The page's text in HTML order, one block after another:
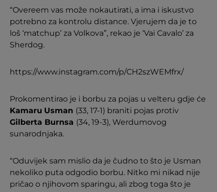
“Overeem vas može nokautirati, a ima i iskustvo
potrebno za kontrolu distance. Vjerujem da je to
loš ‘matchup’ za Volkova”, rekao je ‘Vai Cavalo’ za
Sherdog.
https://www.instagram.com/p/CH2szWEMfrx/
Prokomentirao je i borbu za pojas u velteru gdje će
Kamaru Usman (33, 17-1) braniti pojas protiv
Gilberta Burnsa (34, 19-3), Werdumovog
sunarodnjaka.
“Oduvijek sam mislio da je čudno to što je Usman
nekoliko puta odgodio borbu. Nitko mi nikad nije
pričao o njihovom sparingu, ali zbog toga što je